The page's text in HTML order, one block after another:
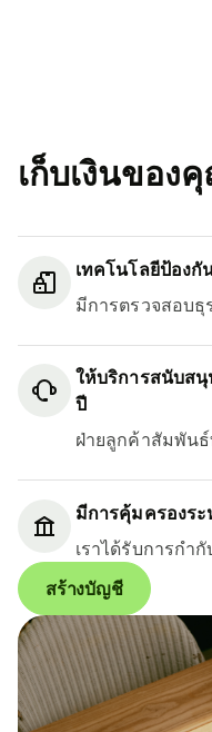
เก็บเงินของ
เทคโนโลยีป้องกั
มีการตรวจสอบ
ให้บริการสนับส
ปี
ฝ่ายลูกค้าสัมพัน
มีการคุ้มครองระ
เราได้รับการกำ
สร้างบัญชี